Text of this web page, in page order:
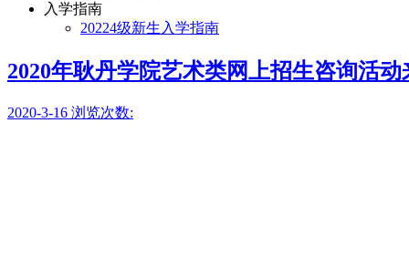
入学指南
20224级新生入学指南
2020年耿丹学院艺术类网上招生咨询活动
2020-3-16 浏览次数: